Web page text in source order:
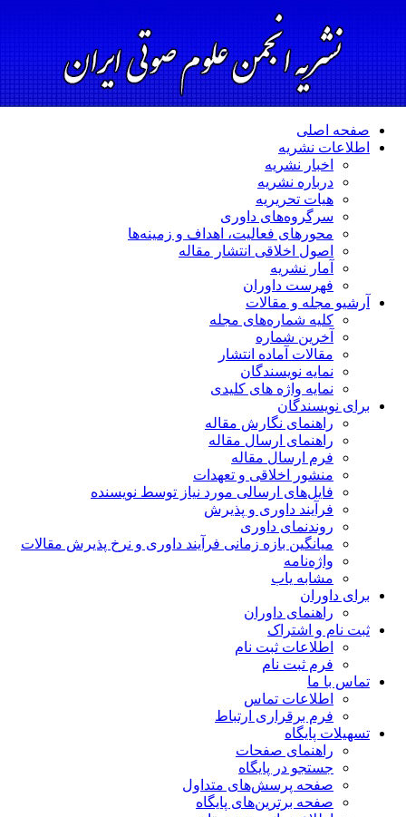
صفحه اصلی
اطلاعات نشریه
اخبار نشریه
درباره نشریه
هیات تحریریه
سرگروه‌های داوری
محورهای فعالیت، اهداف و زمینه‌ها
اصول اخلاقی انتشار مقاله
آمار نشریه
فهرست داوران
آرشیو مجله و مقالات
کلیه شماره‌های مجله
آخرین شماره
مقالات آماده انتشار
نمایه نویسندگان
نمایه واژه های کلیدی
برای نویسندگان
راهنمای نگارش مقاله
راهنمای ارسال مقاله
فرم ارسال مقاله
منشور اخلاقی و تعهدات
فایل‌های ارسالی مورد نیاز توسط نویسنده
فرآیند داوری و پذیرش
روندنمای داوری
میانگین بازه زمانی فرآیند داوری و نرخ پذیرش مقالات
واژه‌نامه
مشابه یاب
برای داوران
راهنمای داوران
ثبت نام و اشتراک
اطلاعات ثبت نام
فرم ثبت نام
تماس با ما
اطلاعات تماس
فرم برقراری ارتباط
تسهیلات پایگاه
راهنمای صفحات
جستجو در پایگاه
صفحه پرسش‌های متداول
صفحه برترین‌های پایگاه